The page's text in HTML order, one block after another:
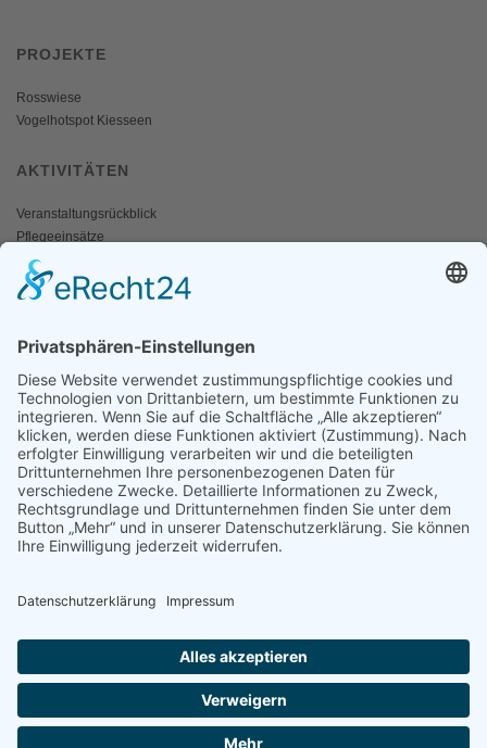
PROJEKTE
Rosswiese
Vogelhotspot Kiesseen
AKTIVITÄTEN
Veranstaltungsrückblick
Pflegeeinsätze
AKTIV WERDEN
Mitgliedschaft
Spenden
SERVICE
Shop
Naturschutzbrief
News
Presse
Landesgruppenteam
Kontakt & Impressum